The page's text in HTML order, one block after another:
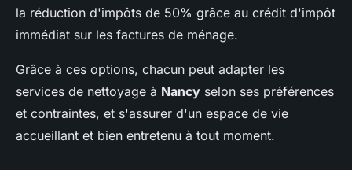
la réduction d'impôts de 50% grâce au crédit d'impôt
immédiat sur les factures de ménage.
Grâce à ces options, chacun peut adapter les
services de nettoyage à Nancy selon ses préférences
et contraintes, et s'assurer d'un espace de vie
accueillant et bien entretenu à tout moment.